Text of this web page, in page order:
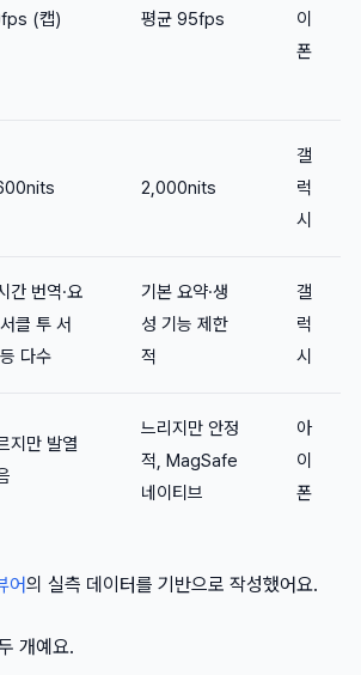
(캡) 평균 95fps
이
폰
2,000nits
갤
럭
시
간 번역·요
클 투 서
다수
기본 요약·생
성 기능 제한
적
갤
럭
시
지만 발열
느리지만 안정
적, MagSafe
네이티브
아
이
폰
어의 실측 데이터를 기반으로 작성했어요.
개예요.